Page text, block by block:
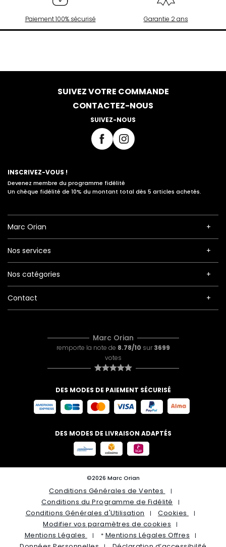
Paiement 100% sécurisé Garantie 2 ans
SUIVEZ VOTRE COMMANDE
CONTACTEZ-NOUS
SUIVEZ-NOUS
INSCRIVEZ-VOUS !
Devenez membre du programme fidélité
Un chèque fidélité de 10% du montant total dès 5 articles achetés.
Marc Orian
Nos services
Nos catégories
Contact
Marc Orian
remporte la note de 8.78/10 sur 3699
votes
DES MODES DE PAIEMENT SÉCURISÉ
DES MODES DE LIVRAISON ADAPTÉS
©2026 Marc Orian
Conditions Générales de Ventes
Conditions du Programme de Fidélité
Conditions Générales d'Utilisation
Cookies
Modifier vos paramètres de cookies
Mentions Légales
* Mentions Légales Offres